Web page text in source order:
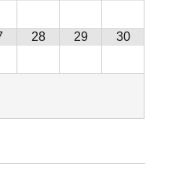
28 29 30